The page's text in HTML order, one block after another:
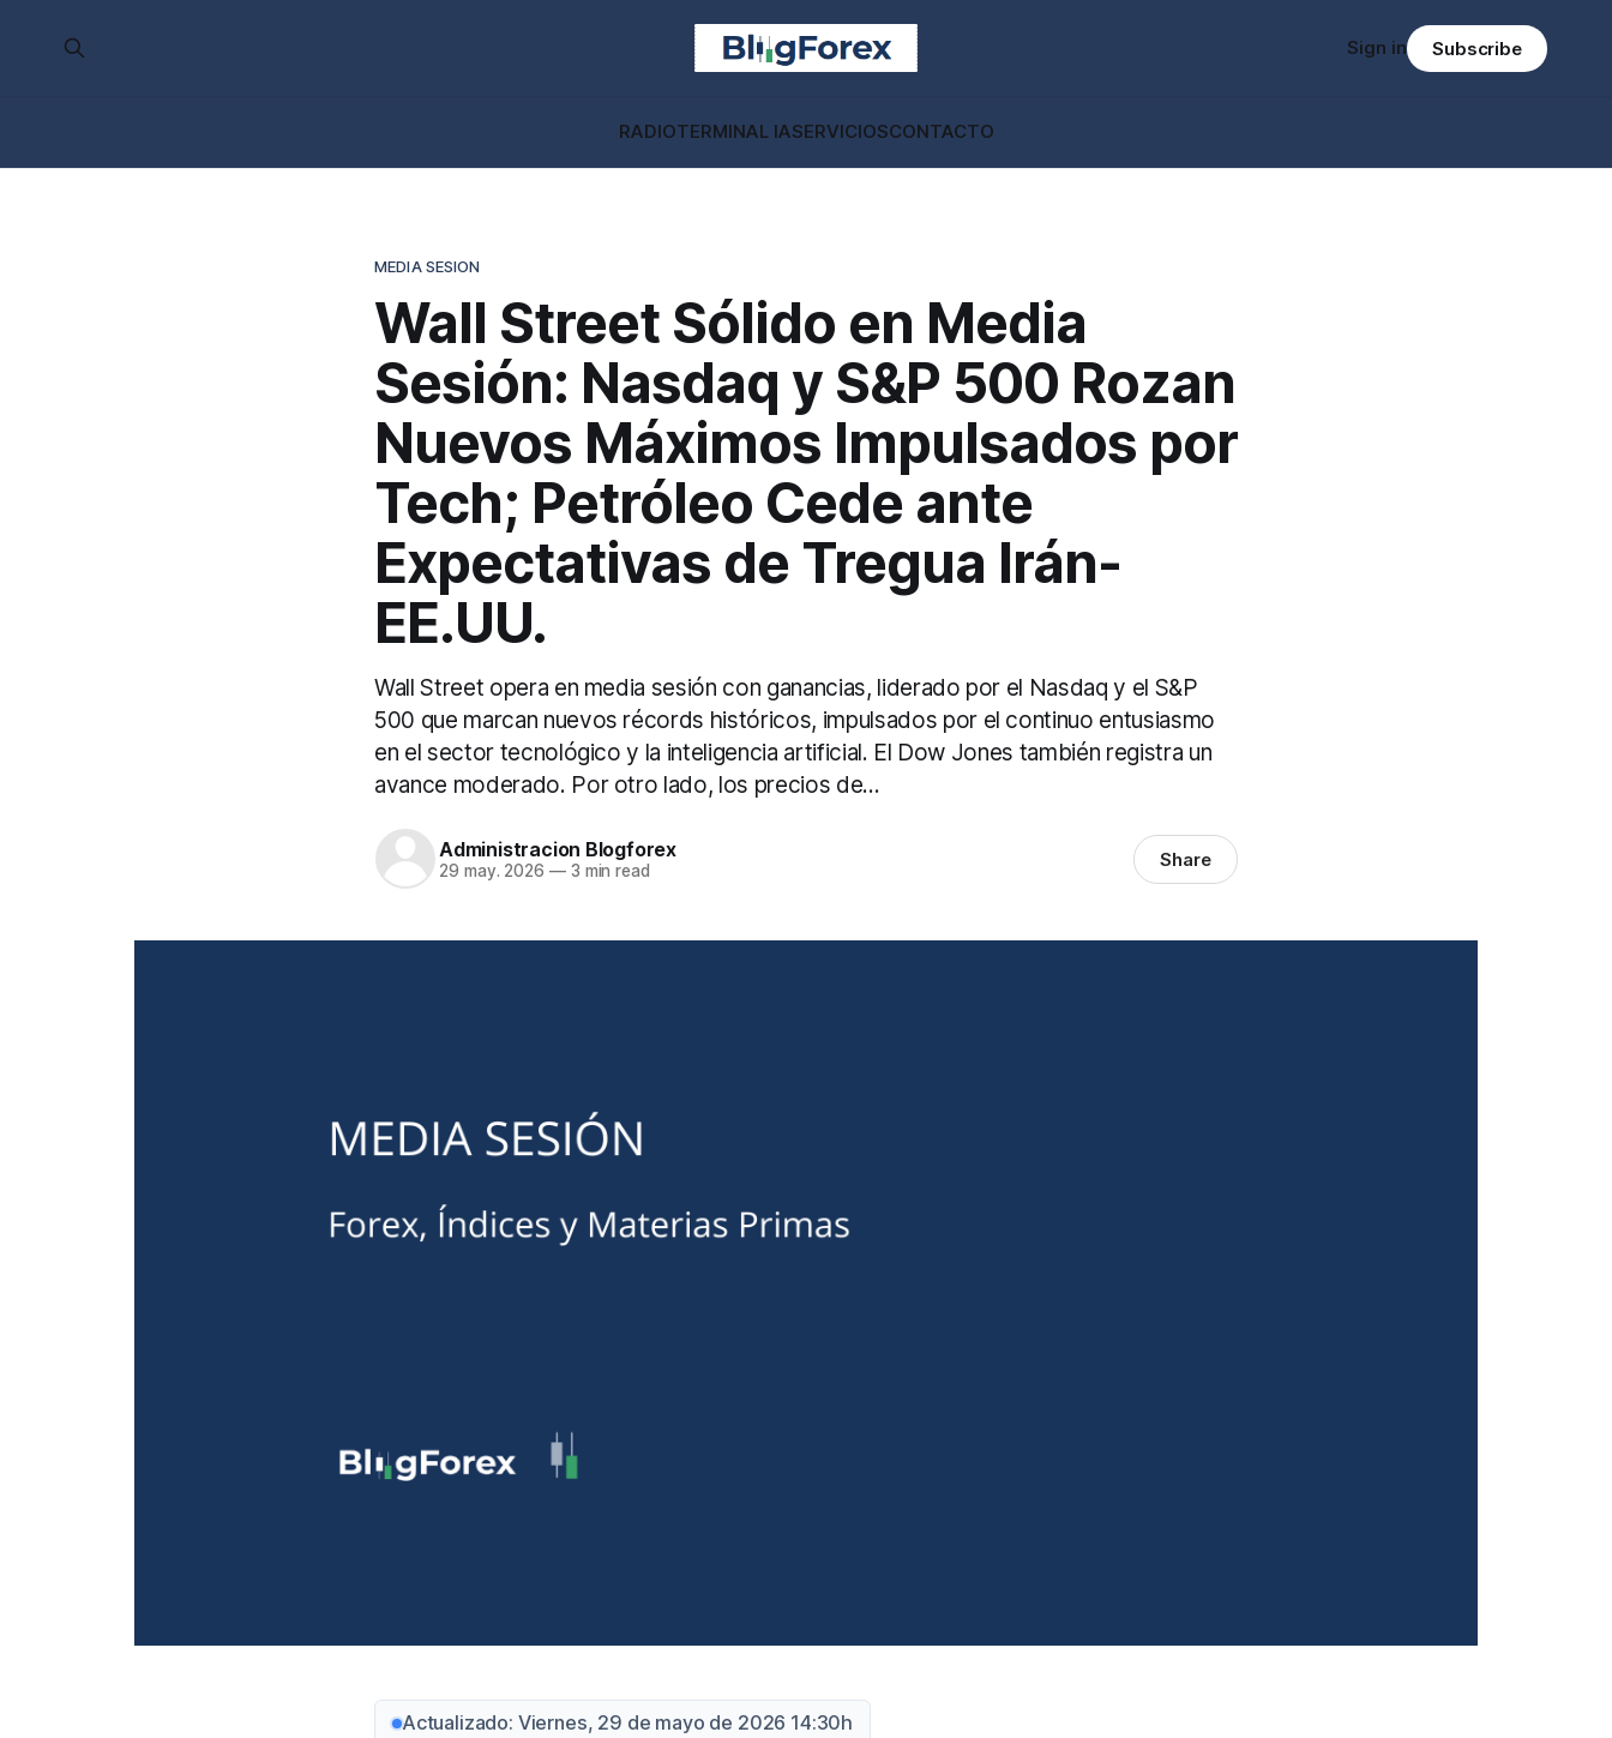
RADIOTERMINAL IASERVICIOSCONTACTO
Sign in Subscribe
MEDIA SESION
Wall Street Sólido en Media
Sesión: Nasdaq y S&P 500 Rozan
Nuevos Máximos Impulsados por
Tech; Petróleo Cede ante
Expectativas de Tregua Irán-
EE.UU.
Wall Street opera en media sesión con ganancias, liderado por el Nasdaq y el S&P
500 que marcan nuevos récords históricos, impulsados por el continuo entusiasmo
en el sector tecnológico y la inteligencia artificial. El Dow Jones también registra un
avance moderado. Por otro lado, los precios de...
Administracion Blogforex
29 may. 2026 —3 min read Share
Actualizado: Viernes, 29 de mayo de 2026 14:30h